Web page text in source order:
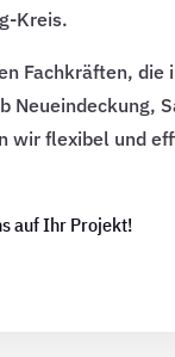
Kreis.
Fachkräften,
Neueindeckung,
wir flexibel und
auf Ihr Projekt!